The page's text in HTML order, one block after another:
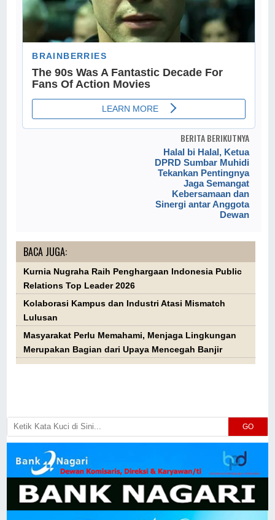
BERITA BERIKUTNYA
Halal bi Halal, Ketua
DPRD Sumbar Muhidi
Tekankan Pentingnya
Jaga Semangat
Kebersamaan dan
Sinergi antar Anggota
Dewan
BACA JUGA:
Kurnia Nugraha Raih Penghargaan Indonesia Public
Relations Top Leader 2026
Kolaborasi Kampus dan Industri Atasi Mismatch
Lulusan
Masyarakat Perlu Memahami, Menjaga Lingkungan
Merupakan Bagian dari Upaya Mencegah Banjir
GO